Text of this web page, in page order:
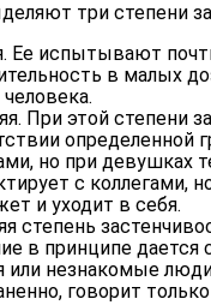
три степени
Ее испытывают
в малых
При этой степени
но при девушках
с коллегами,
и уходит в себя.
степень
в принципе дается
или незнакомые
говорит